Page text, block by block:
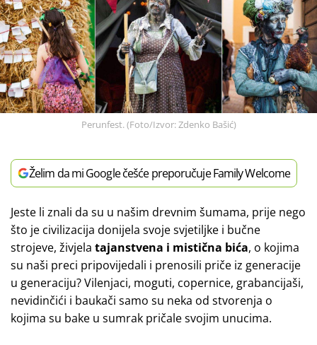
Perunfest. (Foto/Izvor: Zdenko Bašić)
Želim da mi Google češće preporučuje Family Welcome
Jeste li znali da su u našim drevnim šumama, prije nego
što je civilizacija donijela svoje svjetiljke i bučne
strojeve, živjela tajanstvena i mistična bića, o kojima
su naši preci pripovijedali i prenosili priče iz generacije
u generaciju? Vilenjaci, moguti, copernice, grabancijaši,
nevidinčići i baukači samo su neka od stvorenja o
kojima su bake u sumrak pričale svojim unucima.